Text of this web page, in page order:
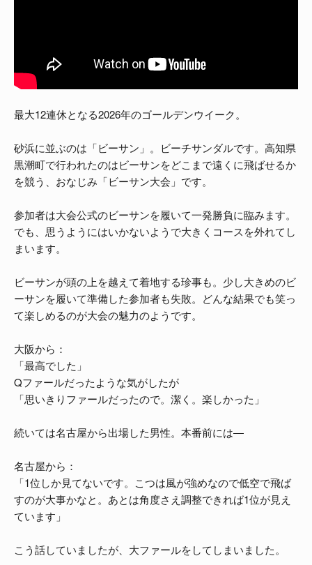
最大12連休となる2026年のゴールデンウイーク。
砂浜に並ぶのは「ビーサン」。ビーチサンダルです。高知県
黒潮町で行われたのはビーサンをどこまで遠くに飛ばせるか
を競う、おなじみ「ビーサン大会」です。
参加者は大会公式のビーサンを履いて一発勝負に臨みます。
でも、思うようにはいかないようで大きくコースを外れてし
まいます。
ビーサンが頭の上を越えて着地する珍事も。少し大きめのビ
ーサンを履いて準備した参加者も失敗。どんな結果でも笑っ
て楽しめるのが大会の魅力のようです。
大阪から：
「最高でした」
Qファールだったような気がしたが
「思いきりファールだったので。潔く。楽しかった」
続いては名古屋から出場した男性。本番前には―
名古屋から：
「1位しか見てないです。こつは風が強めなので低空で飛ば
すのが大事かなと。あとは角度さえ調整できれば1位が見え
ています」
こう話していましたが、大ファールをしてしまいました。